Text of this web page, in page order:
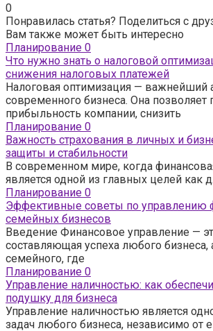
0
Понравилась статья? Поделиться с
Вам также может быть интересно
Планирование 0
Что нужно знать о налоговой
снижения налоговых платежей
Налоговая оптимизация — важнейший
современного бизнеса. Она позволяет
прибыльность компании, снизить
Планирование 0
Важность страхования в личных и
защиты и стабильности
В современном мире, когда
является одной из главных целей как
Планирование 0
Эффективные советы по управлению
семейных бизнесов
Введение Финансовое управление —
составляющая успеха любого бизнеса,
семейного, где
Планирование 0
Управление наличностью: как
подушку для бизнеса
Управление наличностью является
задач любого бизнеса, независимо от